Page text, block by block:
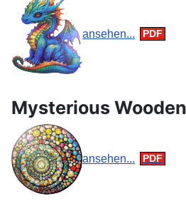
ansehen...
Mysterious
ansehen...